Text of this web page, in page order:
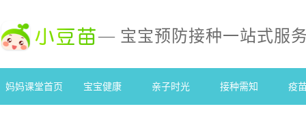
— 宝宝预防接种一站式服
妈妈课堂首页 宝宝健康 亲子时光 接种需知 疫